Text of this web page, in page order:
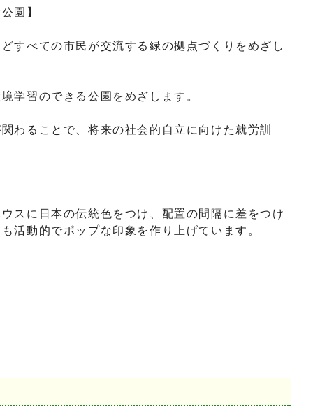
園】
すべての市民が交流する緑の拠点づくりをめざし
学習のできる公園をめざします。
わることで、将来の社会的自立に向けた就労訓
スに日本の伝統色をつけ、配置の間隔に差をつけ
活動的でポップな印象を作り上げています。